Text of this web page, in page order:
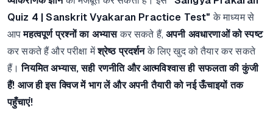
Quiz 4 | Sanskrit Vyakaran Practice Test" के माध्यम से
आपमहत्वपूर्ण प्रश्नों का अभ्यासकर सकते हैं,अपनी अवधारणाओं को स्पष्ट
कर सकते हैं और परीक्षा मेंश्रेष्ठ प्रदर्शनके लिए खुद को तैयार कर सकते
हैं।नियमित अभ्यास, सही रणनीति और आत्मविश्वास ही सफलता की कुंजी
हैं! आज ही इस क्विज में भाग लें और अपनी तैयारी को नई ऊँचाइयों तक
पहुँचाएं!